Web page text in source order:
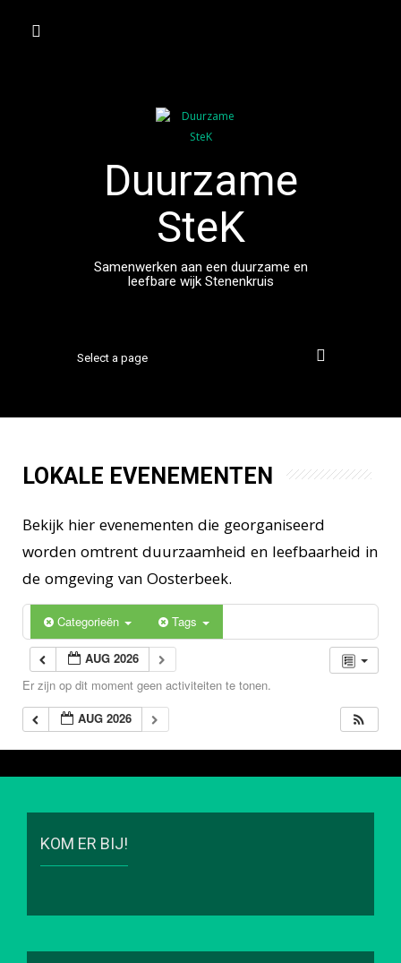
Duurzame
SteK
Samenwerken aan een duurzame en
leefbare wijk Stenenkruis
LOKALE EVENEMENTEN
Bekijk hier evenementen die georganiseerd
worden omtrent duurzaamheid en leefbaarheid in
de omgeving van Oosterbeek.
Categorieën Tags
AUG 2026
Er zijn op dit moment geen activiteiten te tonen.
AUG 2026
KOM ER BIJ!